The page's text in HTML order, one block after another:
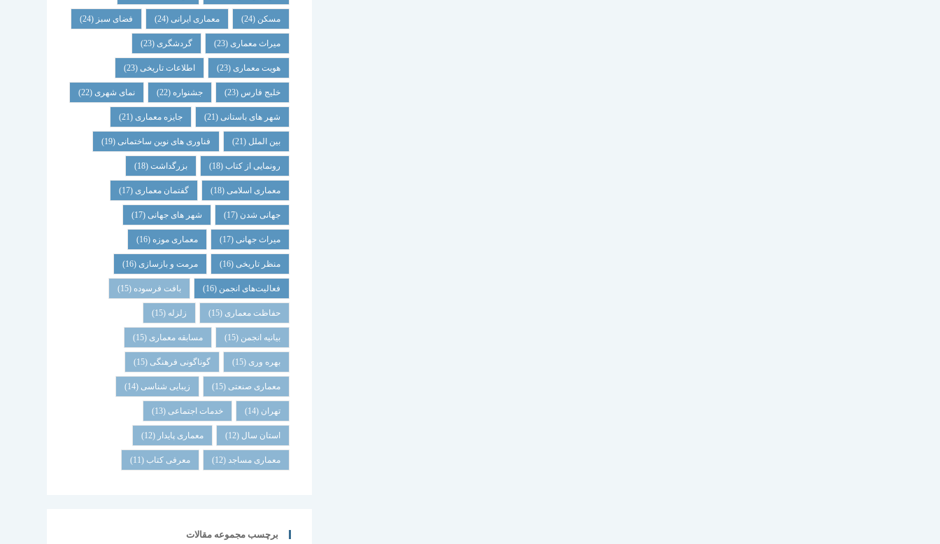
مسکن (24) معماری ایرانی(24) فضای سبز (24)
میراث معماری(23) گردشگری(23)
هویت معماری(23) اطلاعات تاریخی(23)
خلیج فارس (23) جشنواره (22) نمای شهری(22)
شهر های باستانی(21) جایزه معماری(21)
بین الملل (21) فناوری های نوین ساختمانی(19)
رونمایی از کتاب(18) بزرگداشت(18)
معماری اسلامی(18) گفتمان معماری(17)
جهانی شدن (17) شهر های جهانی(17)
میراث جهانی(17) معماری موزه (16)
منظر تاریخی(16) مرمت و بازسازی(16)
فعالیت‌های انجمن (16) بافت فرسوده (15)
حفاظت معماری (15) زلزله (15)
بیانیه انجمن (15) مسابقه معماری (15)
بهره وری (15) گوناگونی فرهنگی (15)
معماری صنعتی (15) زیبایی شناسی (14)
تهران (14) خدمات اجتماعی (13)
استان سال (12) معماری پایدار (12)
معماری مساجد(12) معرفی کتاب (11)
برچسب مجموعه مقالات